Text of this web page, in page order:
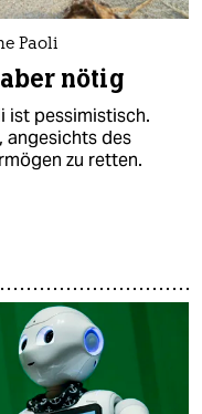
Paoli
nötig
ist pessimistisch.
angesichts des
zu retten.